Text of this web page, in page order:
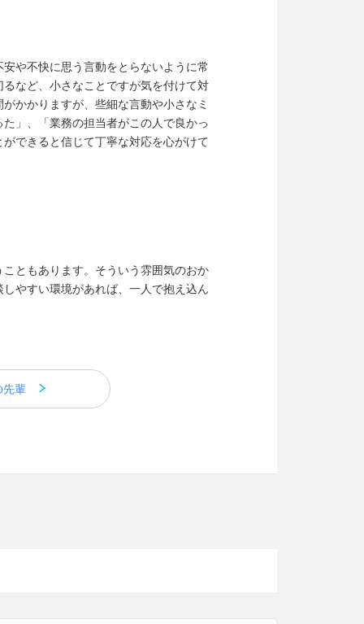
や不快に思う言動をとらないように常
など、小さなことですが気を付けて対
かかりますが、些細な言動や小さなミ
」、「業務の担当者がこの人で良かっ
できると信じて丁寧な対応を心がけて
ともあります。そういう雰囲気のおか
やすい環境があれば、一人で抱え込ん
先輩